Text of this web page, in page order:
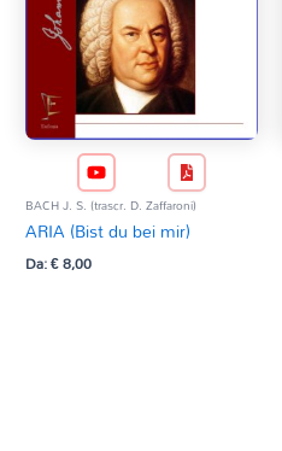
BACH J. S. (trascr. D. Zaffaroni)
ARIA (Bist du bei mir)
Da:€8,00